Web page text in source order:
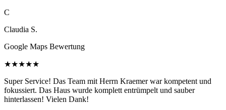
C
Claudia S.
Google Maps Bewertung
★★★★★
Super Service! Das Team mit Herrn Kraemer war kompetent und
fokussiert. Das Haus wurde komplett entrümpelt und sauber
hinterlassen! Vielen Dank!